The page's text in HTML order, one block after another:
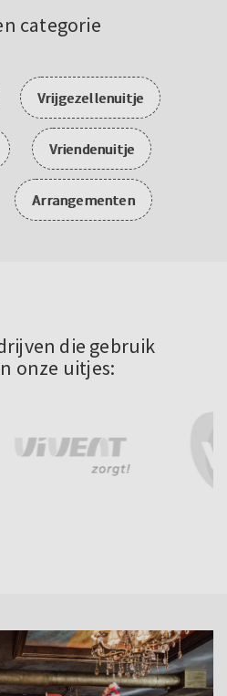
categorie
Vrijgezellenuitje
Vriendenuitje
Arrangementen
die gebruik
onze uitjes: